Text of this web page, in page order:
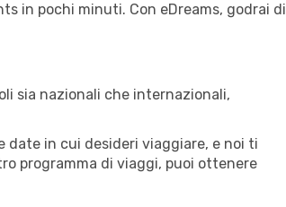
in pochi minuti. Con eDreams, godrai di
sia nazionali che internazionali,
date in cui desideri viaggiare, e noi ti
programma di viaggi, puoi ottenere